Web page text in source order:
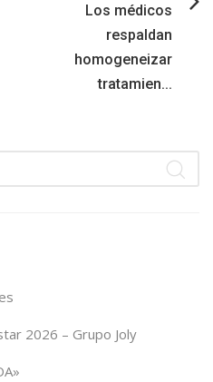
Los médicos
respaldan
homogeneizar
tratamien...
2026 – Grupo Joly